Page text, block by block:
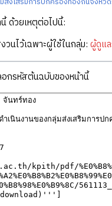
ด้วยเหตุต่อไปนี้:
นไว้เฉพาะผู้ใช้ในกลุ่ม: ผู้ดูแ
กรหัสต้นฉบับของหน้านี้